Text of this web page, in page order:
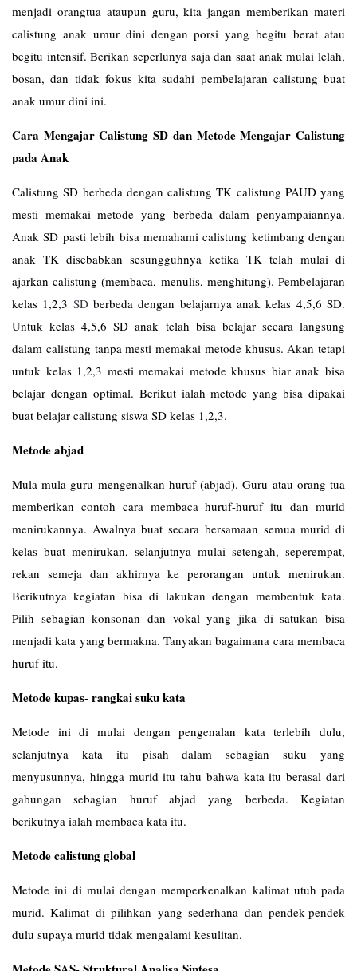
menjadi orangtua ataupun guru, kita jangan memberikan materi
calistung anak umur dini dengan porsi yang begitu berat atau
begitu intensif. Berikan seperlunya saja dan saat anak mulai lelah,
bosan, dan tidak fokus kita sudahi pembelajaran calistung buat
anak umur dini ini.
Cara Mengajar Calistung SD dan Metode Mengajar Calistung
pada Anak
Calistung SD berbeda dengan calistung TK calistung PAUD yang
mesti memakai metode yang berbeda dalam penyampaiannya.
Anak SD pasti lebih bisa memahami calistung ketimbang dengan
anak TK disebabkan sesungguhnya ketika TK telah mulai di
ajarkan calistung (membaca, menulis, menghitung). Pembelajaran
kelas 1,2,3 SDberbeda dengan belajarnya anak kelas 4,5,6 SD.
Untuk kelas 4,5,6 SD anak telah bisa belajar secara langsung
dalam calistung tanpa mesti memakai metode khusus. Akan tetapi
untuk kelas 1,2,3 mesti memakai metode khusus biar anak bisa
belajar dengan optimal. Berikut ialah metode yang bisa dipakai
buat belajar calistung siswa SD kelas 1,2,3.
Metode abjad
Mula-mula guru mengenalkan huruf (abjad). Guru atau orang tua
memberikan contoh cara membaca huruf-huruf itu dan murid
menirukannya. Awalnya buat secara bersamaan semua murid di
kelas buat menirukan, selanjutnya mulai setengah, seperempat,
rekan semeja dan akhirnya ke perorangan untuk menirukan.
Berikutnya kegiatan bisa di lakukan dengan membentuk kata.
Pilih sebagian konsonan dan vokal yang jika di satukan bisa
menjadi kata yang bermakna. Tanyakan bagaimana cara membaca
huruf itu.
Metode kupas- rangkai suku kata
Metode ini di mulai dengan pengenalan kata terlebih dulu,
selanjutnya kata itu pisah dalam sebagian suku yang
menyusunnya, hingga murid itu tahu bahwa kata itu berasal dari
gabungan sebagian huruf abjad yang berbeda. Kegiatan
berikutnya ialah membaca kata itu.
Metode calistung global
Metode ini di mulai dengan memperkenalkan kalimat utuh pada
murid. Kalimat di pilihkan yang sederhana dan pendek-pendek
dulu supaya murid tidak mengalami kesulitan.